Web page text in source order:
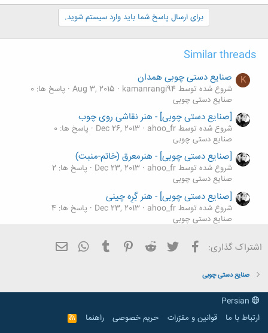
برای ارسال پاسخ شما باید وارد سیستم شوید.
Similar threads
K صنایع دستی چوبی همدان
شروع شده توسط kamanrangi94 Aug 3, 2015 پاسخ ها: 0
صنایع دستی چوبی
[صنایع دستی چوبی] - هنر نقاشی روی چوب
شروع شده توسط ahoo_fr Dec 26, 2013
پاسخ ها: 0
صنایع دستی چوبی
[صنایع دستی چوبی] - هنرمعرق (خاتم-منبت)
شروع شده توسط ahoo_fr Dec 23, 2013
پاسخ ها: 2
صنایع دستی چوبی
[صنایع دستی چوبی] - هنر گِرِه چینی
شروع شده توسط ahoo_fr Dec 23, 2013
پاسخ ها: 4
صنایع دستی چوبی
[صنایع دستی چوبی] - هنر قواره بری
شروع شده توسط ahoo_fr Dec 23, 2013
پاسخ ها: 0
اشتراک گذاری: فیسبوک تویتر Reddit
Pinterest
Tumblr
WhatsApp
صنایع دستی چوبی
ارتباط با ما
قوانین و مقرّرات حریم خصوصی راهنما
R
S